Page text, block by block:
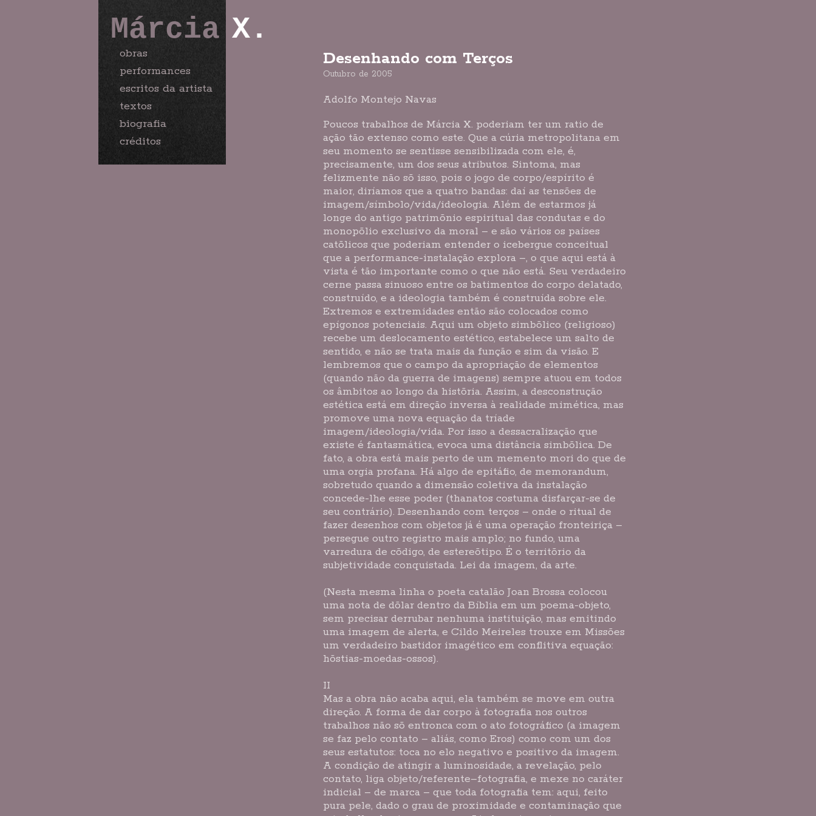
Márcia
obras
performances
escritos da artista
textos
biografia
créditos
X.
Desenhando com Terços
Outubro de 2005
Adolfo Montejo Navas
Poucos trabalhos de Márcia X. poderiam ter um ratio de
ação tão extenso como este. Que a cúria metropolitana em
seu momento se sentisse sensibilizada com ele, é,
precisamente, um dos seus atributos. Sintoma, mas
felizmente não sõ isso, pois o jogo de corpo/espírito é
maior, diríamos que a quatro bandas: daí as tensões de
imagem/símbolo/vida/ideologia. Além de estarmos já
longe do antigo patrimõnio espiritual das condutas e do
monopõlio exclusivo da moral – e são vários os países
catõlicos que poderiam entender o icebergue conceitual
que a performance-instalação explora –, o que aqui está à
vista é tão importante como o que não está. Seu verdadeiro
cerne passa sinuoso entre os batimentos do corpo delatado,
construído, e a ideologia também é construída sobre ele.
Extremos e extremidades então são colocados como
epígonos potenciais. Aqui um objeto simbõlico (religioso)
recebe um deslocamento estético, estabelece um salto de
sentido, e não se trata mais da função e sim da visão. E
lembremos que o campo da apropriação de elementos
(quando não da guerra de imagens) sempre atuou em todos
os âmbitos ao longo da histõria. Assim, a desconstrução
estética está em direção inversa à realidade mimética, mas
promove uma nova equação da tríade
imagem/ideologia/vida. Por isso a dessacralização que
existe é fantasmática, evoca uma distância simbõlica. De
fato, a obra está mais perto de um memento mori do que de
uma orgia profana. Há algo de epitáfio, de memorandum,
sobretudo quando a dimensão coletiva da instalação
concede-lhe esse poder (thanatos costuma disfarçar-se de
seu contrário). Desenhando com terços – onde o ritual de
fazer desenhos com objetos já é uma operação fronteiriça –
persegue outro registro mais amplo; no fundo, uma
varredura de cõdigo, de estereõtipo. É o territõrio da
subjetividade conquistada. Lei da imagem, da arte.
(Nesta mesma linha o poeta catalão Joan Brossa colocou
uma nota de dõlar dentro da Bíblia em um poema-objeto,
sem precisar derrubar nenhuma instituição, mas emitindo
uma imagem de alerta, e Cildo Meireles trouxe em Missões
um verdadeiro bastidor imagético em conflitiva equação:
hõstias-moedas-ossos).
II
Mas a obra não acaba aqui, ela também se move em outra
direção. A forma de dar corpo à fotografia nos outros
trabalhos não sõ entronca com o ato fotográfico (a imagem
se faz pelo contato – aliás, como Eros) como com um dos
seus estatutos: toca no elo negativo e positivo da imagem.
A condição de atingir a luminosidade, a revelação, pelo
contato, liga objeto/referente–fotografia, e mexe no caráter
indicial – de marca – que toda fotografia tem: aqui, feito
pura pele, dado o grau de proximidade e contaminação que